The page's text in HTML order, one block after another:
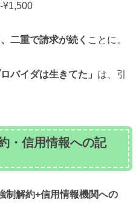
¥1,500
二重で請求が続く ことに。
バイダは生きてた」 は、引
・信用情報への記
制解約+信用情報機関への